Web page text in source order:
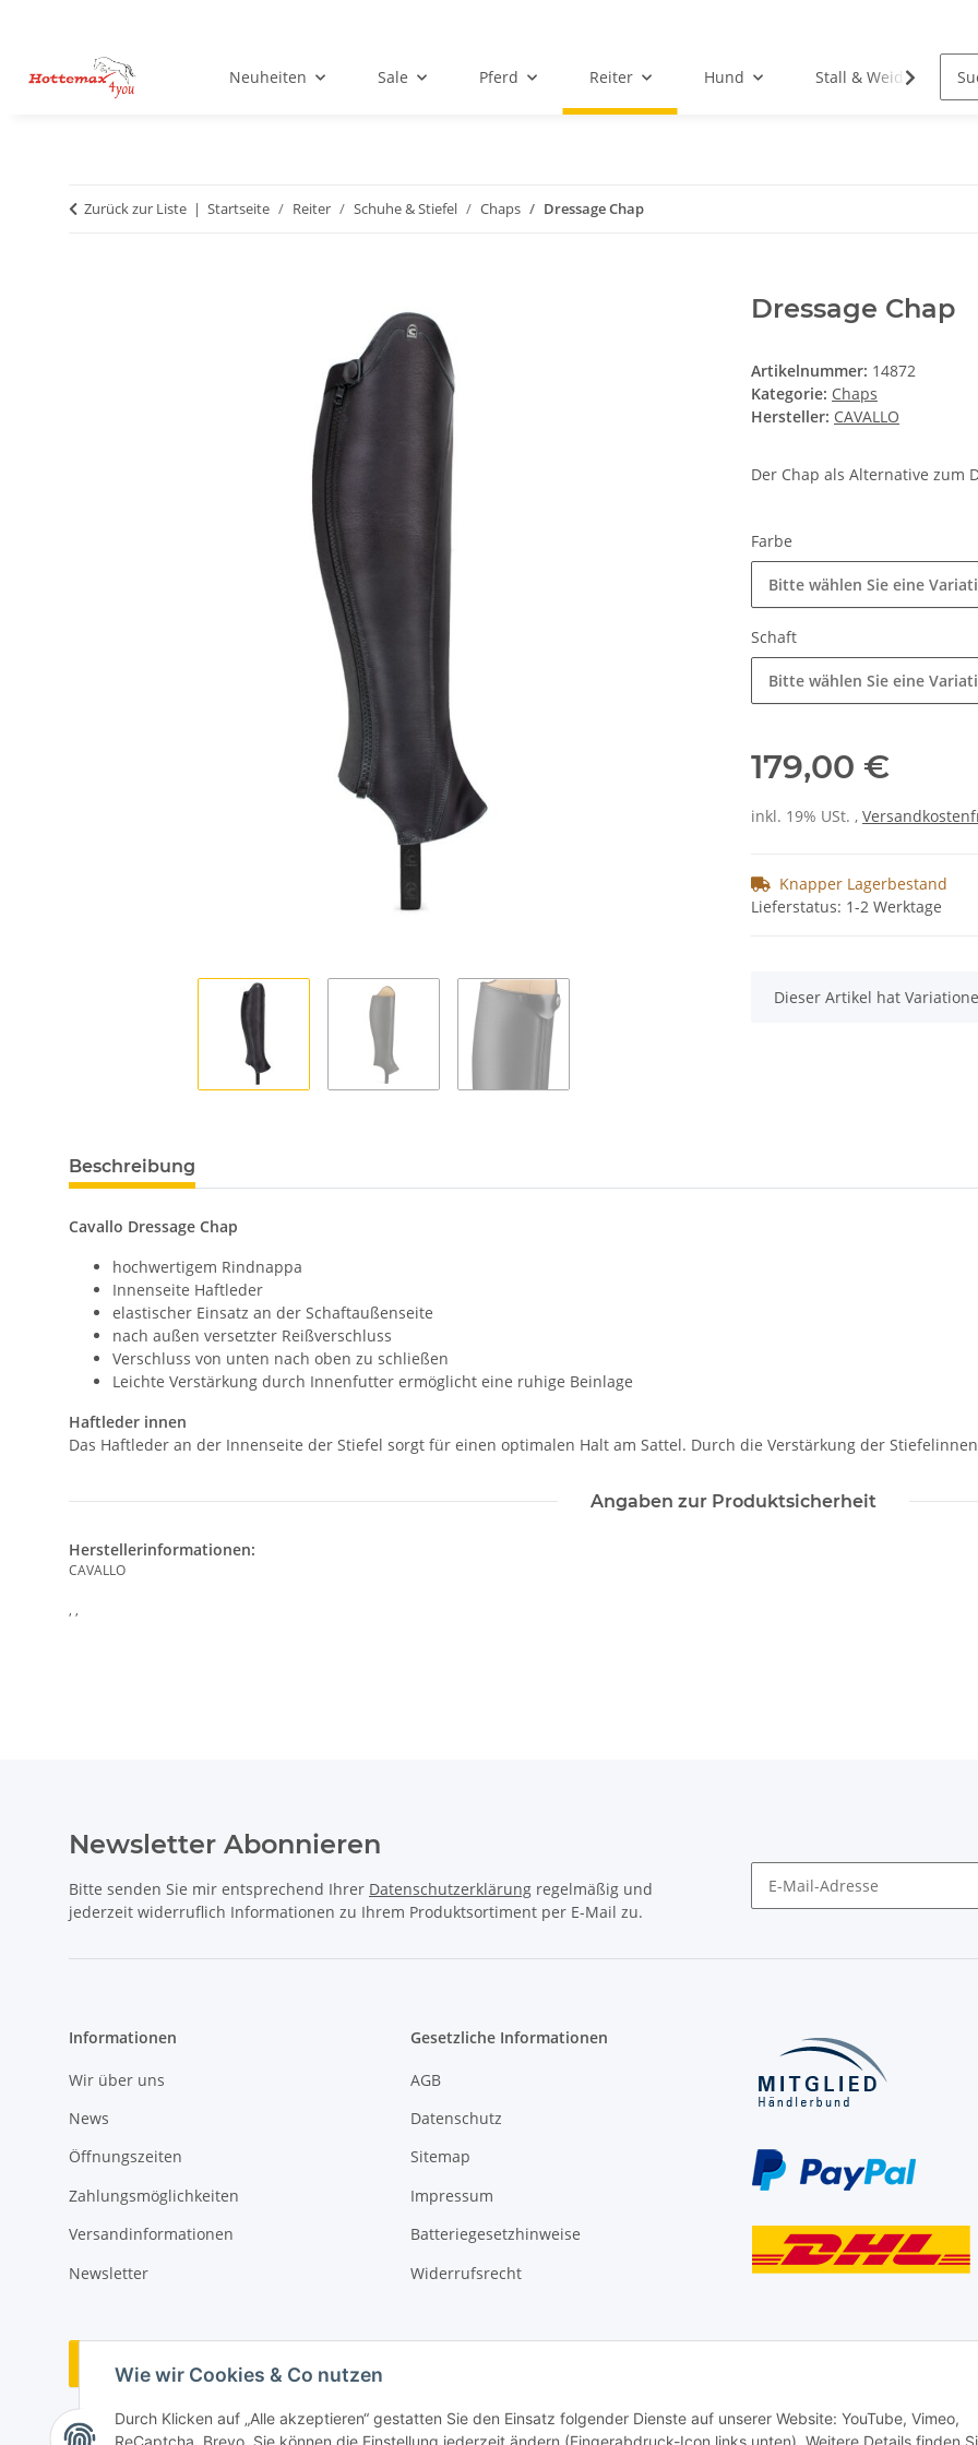
Wie wir Cookies & Co nutzen
Durch Klicken auf „Alle akzeptieren“ gestatten Sie den Einsatz folgender Dienste auf unserer Website: YouTube, Vimeo,
Neuheiten Sale Pferd Reiter Hund Stall & Weide
Zurück zur Liste Startseite Reiter Schuhe & Stiefel Chaps Dressage Chap
Dressage Chap
Artikelnummer: 14872
Kategorie: Chaps
Hersteller: CAVALLO
Der Chap als Alternative zum
Farbe
Bitte wählen Sie eine
Schaft
Bitte wählen Sie eine
179,00 €
inkl. 19% USt. ,
Knapper Lagerbestand
Lieferstatus: 1-2 Werktage
x
Dieser Artikel hat
Beschreibung
Cavallo Dressage Chap
hochwertigem Rindnappa
Innenseite Haftleder
elastischer Einsatz an der Schaftaußenseite
nach außen versetzter Reißverschluss
Verschluss von unten nach oben zu schließen
Leichte Verstärkung durch Innenfutter ermöglicht eine ruhige Beinlage
Haftleder innen
Das Haftleder an der Innenseite der Stiefel sorgt für einen optimalen Halt am Sattel. Durch die Verstärkung der
Angaben zur Produktsicherheit
Herstellerinformationen:
CAVALLO
, ,
Newsletter Abonnieren
Bitte senden Sie mir entsprechend Ihrer Datenschutzerklärung regelmäßig und
jederzeit widerruflich Informationen zu Ihrem Produktsortiment per E-Mail zu.
Informationen
Wir über uns
News
Öffnungszeiten
Zahlungsmöglichkeiten
Versandinformationen
Newsletter
Gesetzliche Informationen
AGB
Datenschutz
Sitemap
Impressum
Batteriegesetzhinweise
Widerrufsrecht
Vertrag widerrufen